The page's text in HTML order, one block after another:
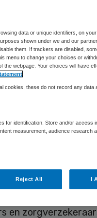
70 keer gelezen
de regels
de extramurale
De nieuwe
de zorgautoriteit
maakte de NZa
en
data or unique identifiers, on your
shown under we and our
them. If trackers are disabled,
menu to change your choices or
the webpage. Your choices will have
cookies, these do not record any data
for identification. Store and/or access
measurement, audience research
Reject All I